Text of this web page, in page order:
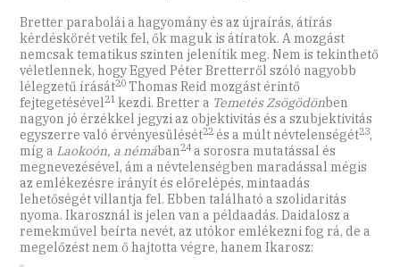
Bretter parabolái a hagyomány és az újraírás, átírás
kérdéskörét vetik fel, ők maguk is átíratok. A mozgást
nemcsak tematikus szinten jelenítik meg. Nem is tekinthető
véletlennek, hogy Egyed Péter Bretterről szóló nagyobb
lélegzetű írását20 Thomas Reid mozgást érintő
fejtegetésével21 kezdi. Bretter a Temetés Zsögödönben
nagyon jó érzékkel jegyzi az objektivitás és a szubjektivitás
egyszerre való érvényesülését22 és a múlt névtelenségét23,
míg a Laokoón, a némában24 a sorosra mutatással és
megnevezésével, ám a névtelenségben maradással mégis
az emlékezésre irányít és előrelépés, mintaadás
lehetőségét villantja fel. Ebben található a szolidaritás
nyoma. Ikarosznál is jelen van a példaadás. Daidalosz a
remekművel beírta nevét, az utókor emlékezni fog rá, de a
megelőzést nem ő hajtotta végre, hanem Ikarosz: